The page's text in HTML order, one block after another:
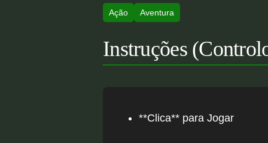
Ação Aventura
Instruções
**Clica** para Jogar